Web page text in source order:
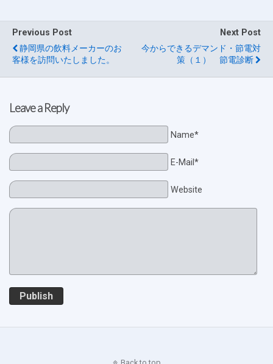
Previous Post
静岡県の飲料メーカーのお
客様を訪問いたしました。
Next Post
今からできるデマンド・節電対
策（１） 節電診断
Leave a Reply
Name*
E-Mail*
Website
Publish